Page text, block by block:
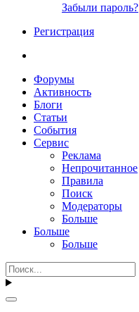
Забыли пароль?
Регистрация
Форумы
Активность
Блоги
Статьи
События
Сервис
Реклама
Непрочитанное
Правила
Поиск
Модераторы
Больше
Больше
Больше